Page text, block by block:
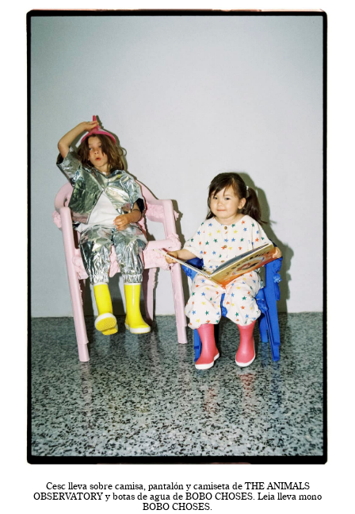
Cesc lleva sobre camisa, pantalón y camiseta de THE ANIMALS
OBSERVATORY y botas de agua de BOBO CHOSES. Leia lleva mono
BOBO CHOSES.